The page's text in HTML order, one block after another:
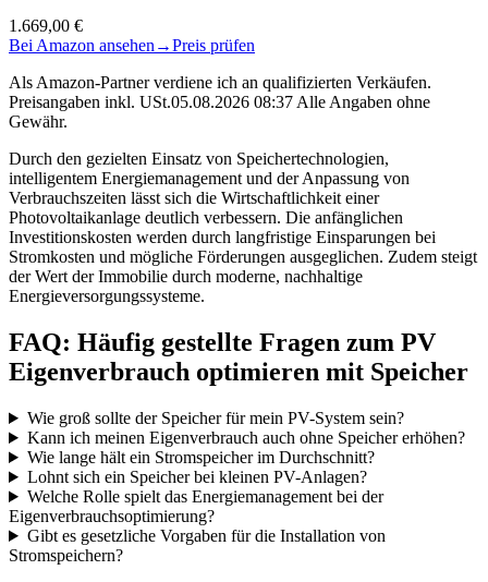
1.669,00 €
Bei Amazon ansehen →Preis prüfen
Als Amazon-Partner verdiene ich an qualifizierten Verkäufen.
Preisangaben inkl. USt.05.08.2026 08:37 Alle Angaben ohne
Gewähr.
Durch den gezielten Einsatz von Speichertechnologien,
intelligentem Energiemanagement und der Anpassung von
Verbrauchszeiten lässt sich die Wirtschaftlichkeit einer
Photovoltaikanlage deutlich verbessern. Die anfänglichen
Investitionskosten werden durch langfristige Einsparungen bei
Stromkosten und mögliche Förderungen ausgeglichen. Zudem steigt
der Wert der Immobilie durch moderne, nachhaltige
Energieversorgungssysteme.
FAQ: Häufig gestellte Fragen zum PV
Eigenverbrauch optimieren mit Speicher
Wie groß sollte der Speicher für mein PV-System sein?
Kann ich meinen Eigenverbrauch auch ohne Speicher erhöhen?
Wie lange hält ein Stromspeicher im Durchschnitt?
Lohnt sich ein Speicher bei kleinen PV-Anlagen?
Welche Rolle spielt das Energiemanagement bei der
Eigenverbrauchsoptimierung?
Gibt es gesetzliche Vorgaben für die Installation von
Stromspeichern?